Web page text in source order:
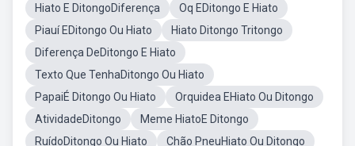
Hiato E DitongoDiferença
Oq EDitongo E Hiato
Piauí EDitongo Ou Hiato
Hiato Ditongo Tritongo
Diferença DeDitongo E Hiato
Texto Que TenhaDitongo Ou Hiato
PapaiÉ Ditongo Ou Hiato
Orquidea EHiato Ou Ditongo
AtividadeDitongo
Meme HiatoE Ditongo
RuídoDitongo Ou Hiato
Chão PneuHiato Ou Ditongo